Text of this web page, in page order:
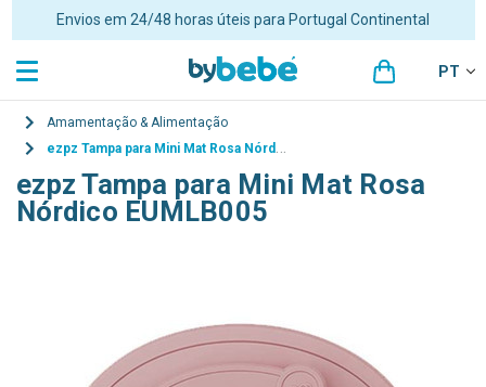
Envios em 24/48 horas úteis para Portugal Continental
PT
Amamentação & Alimentação
ezpz Tampa para Mini Mat Rosa Nórdico EUMLB005
ezpz Tampa para Mini Mat Rosa
Nórdico EUMLB005